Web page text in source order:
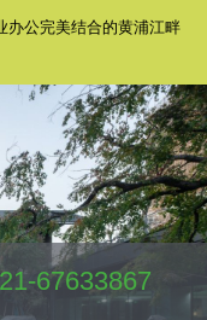
67633867